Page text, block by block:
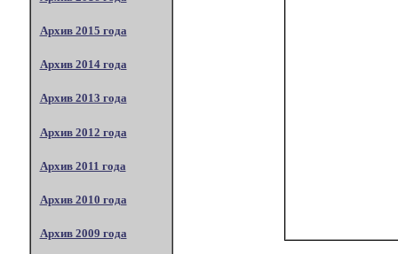
Архив 2015 года
Архив 2014 года
Архив 2013 года
Архив 2012 года
Архив 2011 года
Архив 2010 года
Архив 2009 года